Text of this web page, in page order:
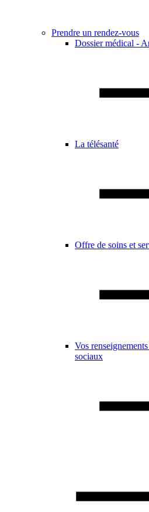
Prendre un rendez-vous
Dossier médical -
La télésanté
Offre de soins et
Vos
sociaux